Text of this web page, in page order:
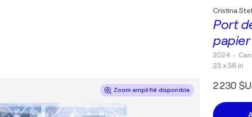
Zoom amplifié disponible
Port
papier
Cristina
2024 •
23 x 36 in
2 230